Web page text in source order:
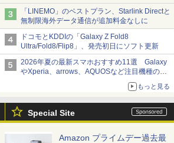
「LINEMO」のベストプラン、Starlink Directと
無制限海外データ通信が追加料金なしに
ドコモとKDDIの「Galaxy Z Fold8
Ultra/Fold8/Flip8」、発売初日にソフト更新
2026年夏の最新スマホおすすめ11選 Galaxy
やXperia、arrows、AQUOSなど注目機種の特
もっと見る
Special Site
Amazon プライムデー過去最